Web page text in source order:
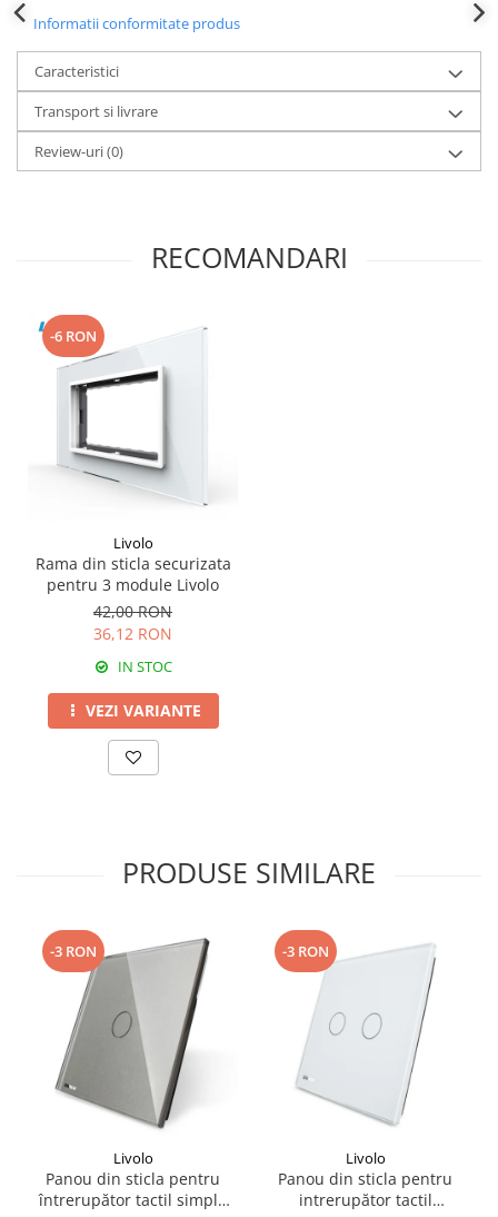
Informatii conformitate produs
Caracteristici
Transport si livrare
Review-uri(0)
RECOMANDARI
-6 RON
Livolo
Rama din sticla securizata
pentru 3 module Livolo
42,00 RON
36,12 RON
IN STOC
VEZI VARIANTE
PRODUSE SIMILARE
-3 RON
Livolo
Panou din sticla pentru
întrerupător tactil simplu
-3 RON
Livolo
Panou din sticla pentru
intrerupător tactil